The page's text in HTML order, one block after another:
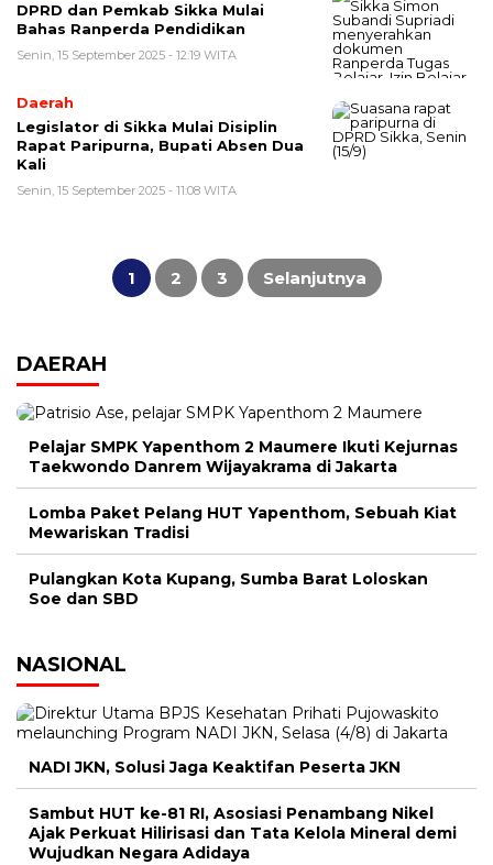
DPRD dan Pemkab Sikka Mulai
Bahas Ranperda Pendidikan
Senin, 15 September 2025 - 12:19 WITA
Daerah
Legislator di Sikka Mulai Disiplin
Rapat Paripurna, Bupati Absen Dua
Kali
Senin, 15 September 2025 - 11:08 WITA
Paginasi
1 2 3 Selanjutnya
DAERAH
Pelajar SMPK Yapenthom 2 Maumere Ikuti Kejurnas
Taekwondo Danrem Wijayakrama di Jakarta
Lomba Paket Pelang HUT Yapenthom, Sebuah Kiat
Mewariskan Tradisi
Pulangkan Kota Kupang, Sumba Barat Loloskan
Soe dan SBD
NASIONAL
NADI JKN, Solusi Jaga Keaktifan Peserta JKN
Sambut HUT ke-81 RI, Asosiasi Penambang Nikel
Ajak Perkuat Hilirisasi dan Tata Kelola Mineral demi
Wujudkan Negara Adidaya